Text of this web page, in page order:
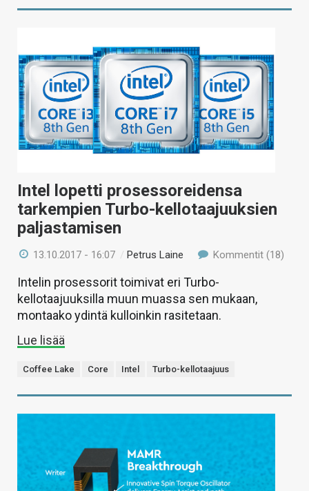
Intel lopetti prosessoreidensa
tarkempien Turbo-kellotaajuuksien
paljastamisen
13.10.2017 - 16:07 / Petrus Laine Kommentit (18)
Intelin prosessorit toimivat eri Turbo-
kellotaajuuksilla muun muassa sen mukaan,
montaako ydintä kulloinkin rasitetaan.
Lue lisää
Coffee Lake Core Intel Turbo-kellotaajuus